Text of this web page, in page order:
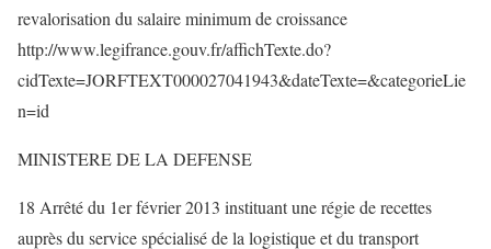
revalorisation du salaire minimum de croissance
http://www.legifrance.gouv.fr/affichTexte.do?
cidTexte=JORFTEXT000027041943&dateTexte=&categorieLie
n=id
MINISTERE DE LA DEFENSE
18 Arrêté du 1er février 2013 instituant une régie de recettes
auprès du service spécialisé de la logistique et du transport